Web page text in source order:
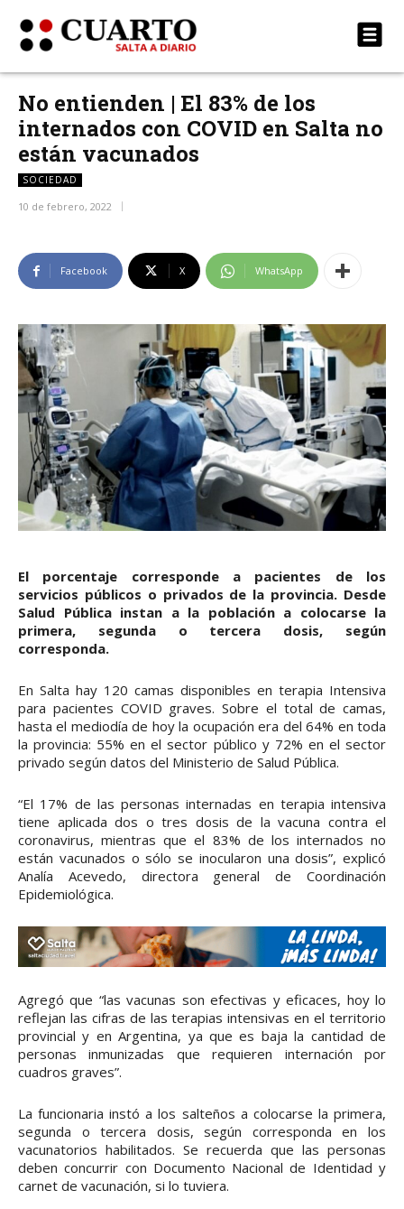
No entienden | El 83% de los
internados con COVID en Salta no
están vacunados
SOCIEDAD
10 de febrero, 2022
Facebook X WhatsApp
El porcentaje corresponde a pacientes de los
servicios públicos o privados de la provincia. Desde
Salud Pública instan a la población a colocarse la
primera, segunda o tercera dosis, según
corresponda.
En Salta hay 120 camas disponibles en terapia Intensiva
para pacientes COVID graves. Sobre el total de camas,
hasta el mediodía de hoy la ocupación era del 64% en toda
la provincia: 55% en el sector público y 72% en el sector
privado según datos del Ministerio de Salud Pública.
“El 17% de las personas internadas en terapia intensiva
tiene aplicada dos o tres dosis de la vacuna contra el
coronavirus, mientras que el 83% de los internados no
están vacunados o sólo se inocularon una dosis”, explicó
Analía Acevedo, directora general de Coordinación
Epidemiológica.
Agregó que “las vacunas son efectivas y eficaces, hoy lo
reflejan las cifras de las terapias intensivas en el territorio
provincial y en Argentina, ya que es baja la cantidad de
personas inmunizadas que requieren internación por
cuadros graves”.
La funcionaria instó a los salteños a colocarse la primera,
segunda o tercera dosis, según corresponda en los
vacunatorios habilitados. Se recuerda que las personas
deben concurrir con Documento Nacional de Identidad y
carnet de vacunación, si lo tuviera.